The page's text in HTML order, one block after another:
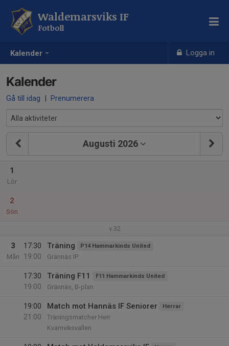
Kalender Logga in
Waldemarsviks IF
Fotboll
Kalender
Gå till idag | Prenumerera
Augusti 2026
1
Lör
2
Sön
v.32
3
Mån
17:30
19:00
Träning P14 Hammarkinds United
Grännäs IP
17:30
19:00
Träning F11 F11 Hammarkinds United
Grännäs, B-plan
19:00
21:00
Match mot Hannäs IF Seniorer Herrar
Träningsmatcher Herr
Kvarnviksvallen